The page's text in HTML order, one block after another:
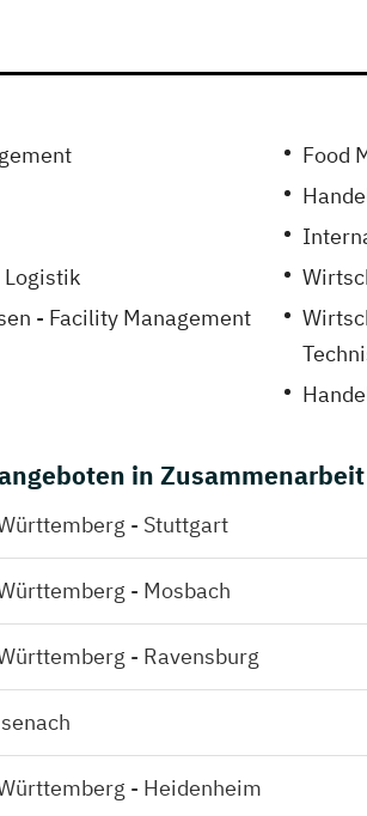
Logistik
- Facility Management
Food
in
- Stuttgart
- Mosbach
- Ravensburg
- Heidenheim